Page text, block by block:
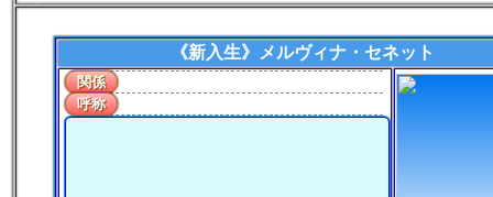
《新入生》 メルヴィナ・セネット
関係
呼称